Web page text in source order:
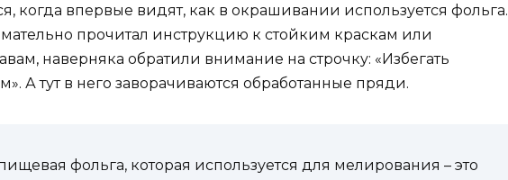
когда впервые видят, как в окрашивании используется фольга.
прочитал инструкцию к стойким краскам или
наверняка обратили внимание на строчку: «Избегать
А тут в него заворачиваются обработанные пряди.
фольга, которая используется для мелирования – это